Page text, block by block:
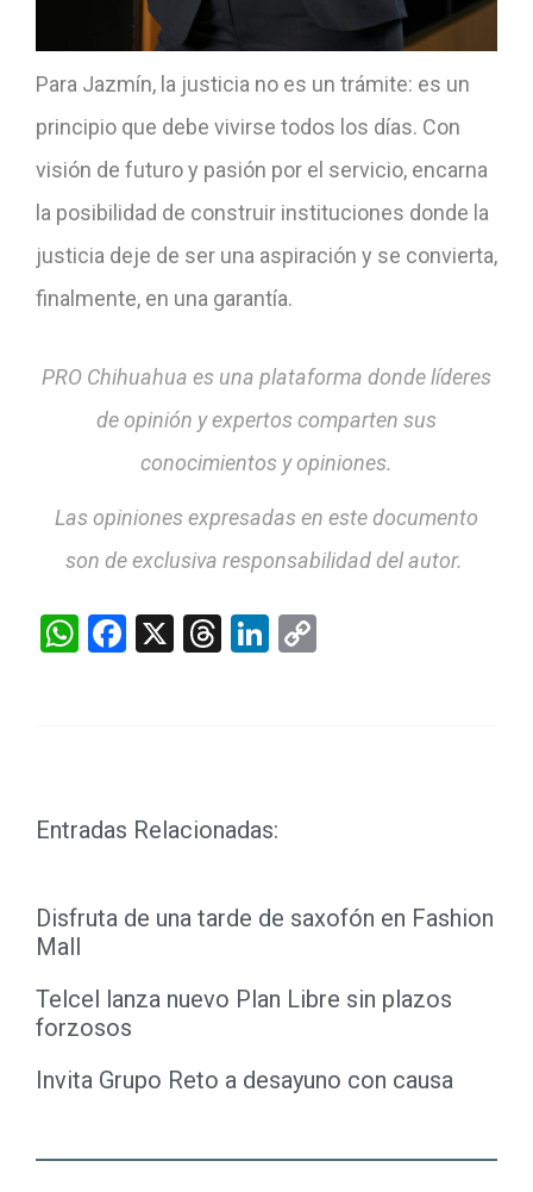
Para Jazmín, la justicia no es un trámite: es un
principio que debe vivirse todos los días. Con
visión de futuro y pasión por el servicio, encarna
la posibilidad de construir instituciones donde la
justicia deje de ser una aspiración y se convierta,
finalmente, en una garantía.
PRO Chihuahua es una plataforma donde líderes
de opinión y expertos comparten sus
conocimientos y opiniones.
Las opiniones expresadas en este documento
son de exclusiva responsabilidad del autor.
WhatsApp
Facebook
X Threads
LinkedIn
Entradas Relacionadas:
Disfruta de una tarde de saxofón en Fashion
Mall
Telcel lanza nuevo Plan Libre sin plazos
forzosos
Invita Grupo Reto a desayuno con causa